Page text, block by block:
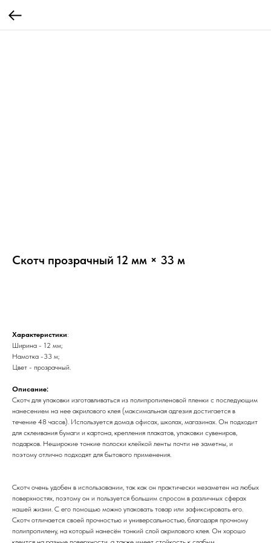
Скотч прозрачный 12 мм × 33 м
Характеристики:
Ширина - 12 мм;
Намотка -33 м;
Цвет - прозрачный.
Описание:
Скотч для упаковки изготавливаться из полипропиленовой пленки с последующим
нанесением на нее акрилового клея (максимальная адгезия достигается в
течение 48 часов). Используется дома,в офисах, школах, магазинах. Он подходит
для склеивания бумаги и картона, крепления плакатов, упаковки сувениров,
подарков. Неширокие тонкие полоски клейкой ленты почти не заметны, и
поэтому отлично подходят для бытового применения.
Скотч очень удобен в использовании, так как он практически незаметен на любых
поверхностях, поэтому он и пользуется большим спросом в различных сферах
нашей жизни. С его помощью можно упаковать товар или зафиксировать его.
Скотч отличается своей прочностью и универсальностью, благодаря прочному
полипропилену, на который нанесён тонкий слой акрилового клея. Он хорошо